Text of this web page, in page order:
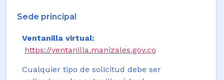
Sede principal
Ventanilla virtual:
https://ventanilla.manizales.gov.co
Cualquier tipo de solicitud debe ser